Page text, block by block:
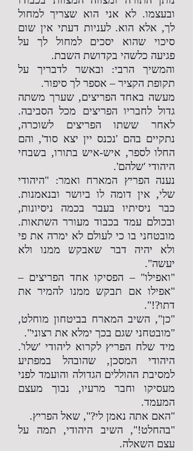
ובעצמו. לא אני הוא שצריך למחול
לך, אלא הוא. לעניות דעתי אין שום
סיכוי שהוא יסכים למחול לך על
פגיעה כלשהי בקדושת השבת.
והמשיך הרבי: ובאשר לדבריך על
תקופת הקציר – אספר לך סיפור.
מעשה באחד הפריצים, שערך משתה
גדול לחבריו הפריצים מכל הסביבה.
לאחר ששתו הפריצים לשוכרה,
נתקיים בהם 'נכנס יין יצא סוד', והם
החלו לספר, איש-איש בתורו, בשבחי
היהודי 'שלהם'.
נענה הפריץ המארח ואמר: "היהודי
שלי, אין דומה לו ביושר ובנאמנות.
כבר ניסיתיו בעבר בכמה ניסיונות,
ובכולם עמד בכבוד מעורר השתאות.
מובטחני בו כי לעולם לא ימרה את פי
ולא יהיה דבר שאבקש ממנו ולא
יעשה".
"ואפילו" – הפסיקו אחד הפריצים –
"אפילו אם תבקש ממנו להמיר את
דתו?!".
"כן", השיב המארח בביטחון מוחלט,
"מובטחני שגם בכך ימלא את רצוני".
מיד שלח הפריץ לקרוא ליהודי 'שלו'.
היהודי המסכן, שהובהל במפתיע
למסיבת ההוללים הגדולה והועמד לפני
מעסיקו וחבר מרעיו, נבוך מעצם
המעמד.
"האם אתה נאמן לי?", שאל הפריץ.
"בהחלט!", השיב היהודי, תמה על
עצם השאלה.